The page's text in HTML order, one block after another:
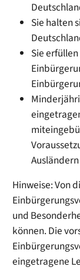
Sie halten
Sie
Hinweise: Von
und
können. Die
eingetragene